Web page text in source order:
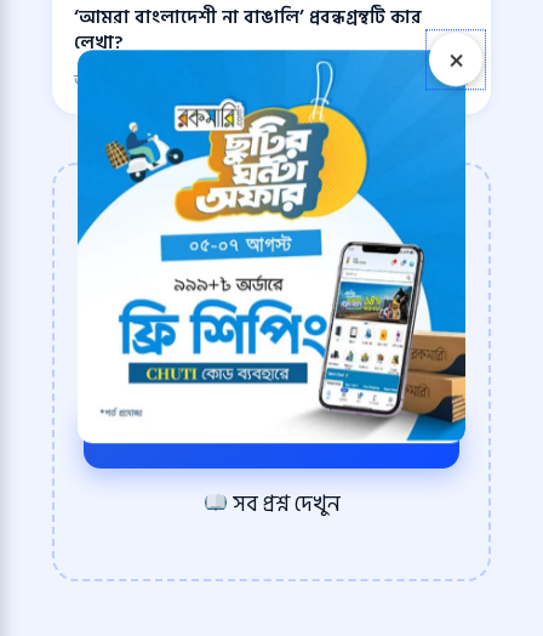
‘আমরা বাংলাদেশী না বাঙালি’ প্রবন্ধগ্রন্থটি কার
লেখা?
আরও দেখুন → বাংলা সাহিত্য
আপনার প্রস্তুতি যাচাই করুন
সম্পূর্ণ কুইজ দিয়ে নিজের মেধা যাচাই করুন!
পরীক্ষা শুরু করুন
সব প্রশ্ন দেখুন
×